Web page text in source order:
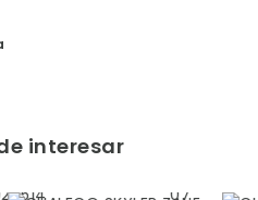
interesar